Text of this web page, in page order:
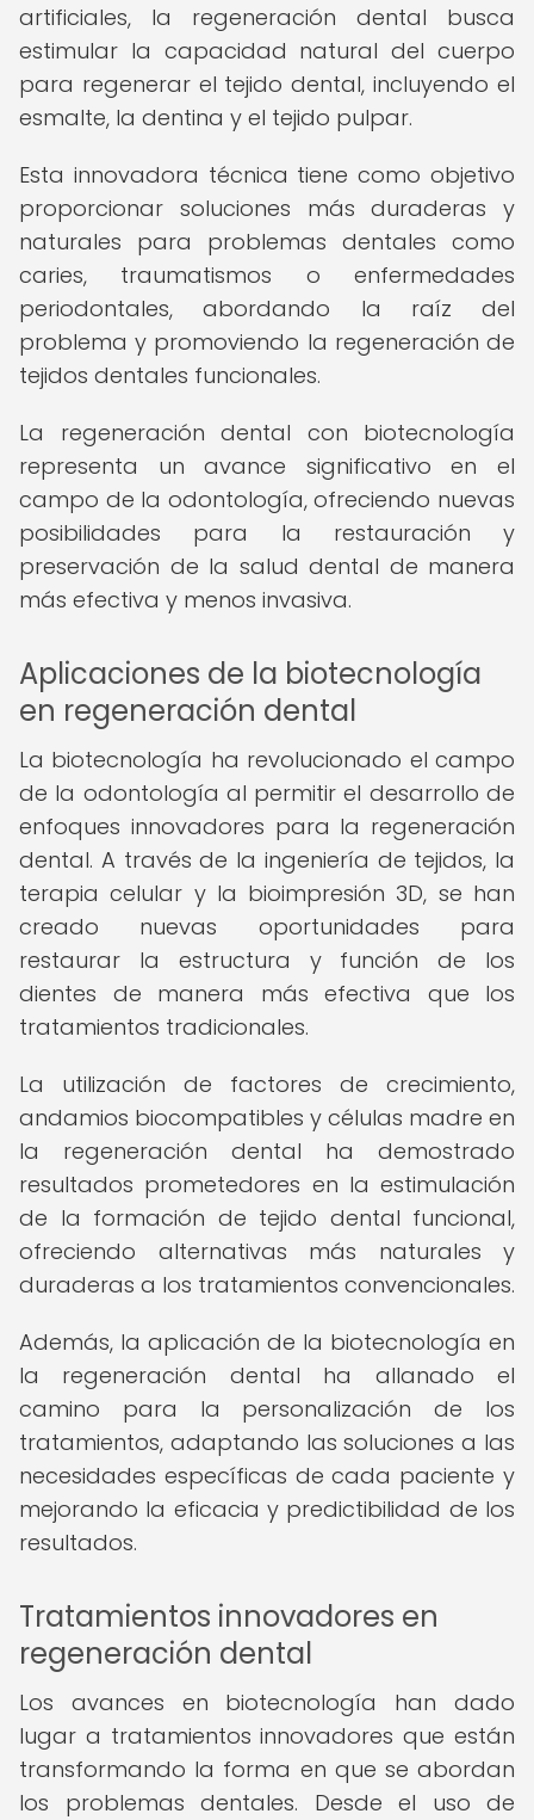
artificiales, la regeneración dental busca
estimular la capacidad natural del cuerpo
para regenerar el tejido dental, incluyendo el
esmalte, la dentina y el tejido pulpar.
Esta innovadora técnica tiene como objetivo
proporcionar soluciones más duraderas y
naturales para problemas dentales como
caries, traumatismos o enfermedades
periodontales, abordando la raíz del
problema y promoviendo la regeneración de
tejidos dentales funcionales.
La regeneración dental con biotecnología
representa un avance significativo en el
campo de la odontología, ofreciendo nuevas
posibilidades para la restauración y
preservación de la salud dental de manera
más efectiva y menos invasiva.
Aplicaciones de la biotecnología
en regeneración dental
La biotecnología ha revolucionado el campo
de la odontología al permitir el desarrollo de
enfoques innovadores para la regeneración
dental. A través de la ingeniería de tejidos, la
terapia celular y la bioimpresión 3D, se han
creado nuevas oportunidades para
restaurar la estructura y función de los
dientes de manera más efectiva que los
tratamientos tradicionales.
La utilización de factores de crecimiento,
andamios biocompatibles y células madre en
la regeneración dental ha demostrado
resultados prometedores en la estimulación
de la formación de tejido dental funcional,
ofreciendo alternativas más naturales y
duraderas a los tratamientos convencionales.
Además, la aplicación de la biotecnología en
la regeneración dental ha allanado el
camino para la personalización de los
tratamientos, adaptando las soluciones a las
necesidades específicas de cada paciente y
mejorando la eficacia y predictibilidad de los
resultados.
Tratamientos innovadores en
regeneración dental
Los avances en biotecnología han dado
lugar a tratamientos innovadores que están
transformando la forma en que se abordan
los problemas dentales. Desde el uso de